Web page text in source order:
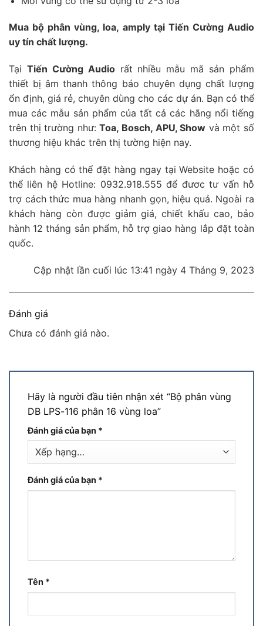
Mua bộ phân vùng, loa, amply tại Tiến Cường Audio
uy tín chất lượng.
Tại Tiến Cường Audiorất nhiều mẫu mã sản phẩm
thiết bị âm thanh thông báo chuyên dụng chất lượng
ổn định, giá rẻ, chuyên dùng cho các dự án. Bạn có thể
mua các mẫu sản phẩm của tất cả các hãng nổi tiếng
trên thị trường như:Toa, Bosch, APU, Show và một số
thương hiệu khác trên thị tường hiện nay.
Khách hàng có thể đặt hàng ngay tại Website hoặc có
thể liên hệ Hotline: 0932.918.555 để đươc tư vấn hỗ
trợ cách thức mua hàng nhanh gọn, hiệu quả. Ngoài ra
khách hàng còn được giảm giá, chiết khấu cao, bảo
hành 12 tháng sản phẩm, hỗ trợ giao hàng lắp đặt toàn
quốc.
Cập nhật lần cuối lúc 13:41 ngày 4 Tháng 9, 2023
Đánh giá
Chưa có đánh giá nào.
Hãy là người đầu tiên nhận xét “Bộ phân vùng
DB LPS-116 phân 16 vùng loa”
Đánh giá của bạn *
Đánh giá của bạn *
Tên *